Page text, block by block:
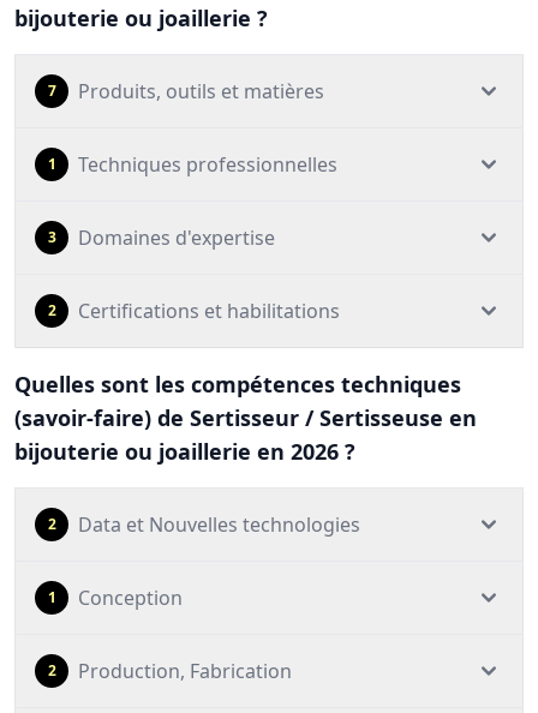
bijouterie ou joaillerie ?
7 Produits, outils et matières
1 Techniques professionnelles
3 Domaines d'expertise
2 Certifications et habilitations
Quelles sont les compétences techniques
(savoir-faire) de Sertisseur / Sertisseuse en
bijouterie ou joaillerie en 2026 ?
2 Data et Nouvelles technologies
1 Conception
2 Production, Fabrication